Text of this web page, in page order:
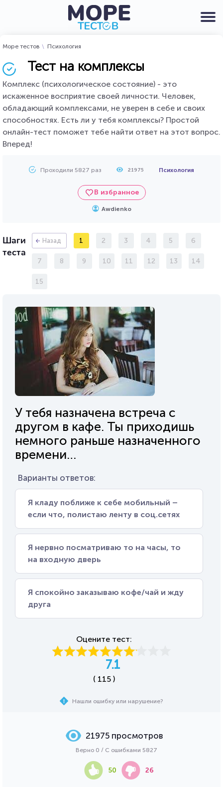
Море тестов Психология
Тест на комплексы
Комплекс (психологическое состояние) - это
искаженное восприятие своей личности. Человек,
обладающий комплексами, не уверен в себе и своих
способностях. Есть ли у тебя комплексы? Простой
онлайн-тест поможет тебе найти ответ на этот вопрос.
Вперед!
Проходили 5827 раз 21975 Психология
В избранное
Awdienko
Шаги
теста
Назад 1 2 3 4 5 6
7 8 9 10 11 12 13 14
15
У тебя назначена встреча с
другом в кафе. Ты приходишь
немного раньше назначенного
времени…
Варианты ответов:
Я кладу поближе к себе мобильный –
если что, полистаю ленту в соц.сетях
Я нервно посматриваю то на часы, то
на входную дверь
Я спокойно заказываю кофе/чай и жду
друга
Оцените тест:
7.1
( 115 )
Нашли ошибку или нарушение?
21975 просмотров
Верно 0 / С ошибками 5827
50 26